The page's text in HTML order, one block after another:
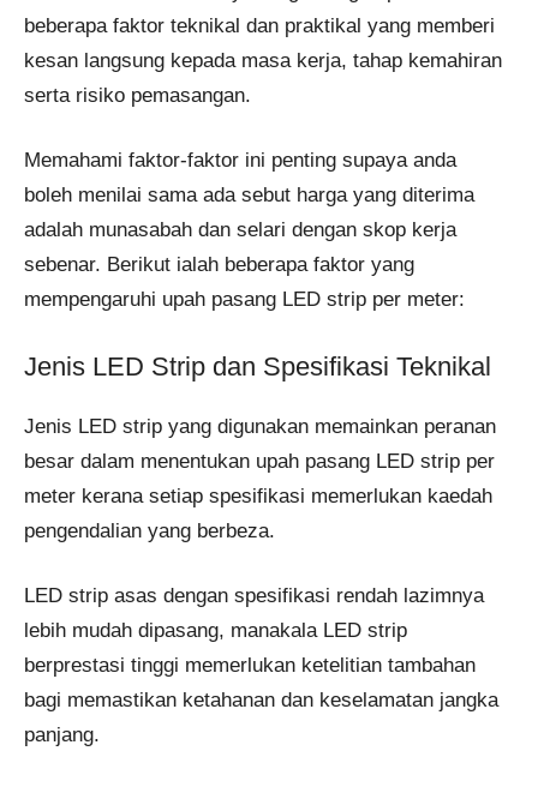
beberapa faktor teknikal dan praktikal yang memberi
kesan langsung kepada masa kerja, tahap kemahiran
serta risiko pemasangan.
Memahami faktor-faktor ini penting supaya anda
boleh menilai sama ada sebut harga yang diterima
adalah munasabah dan selari dengan skop kerja
sebenar. Berikut ialah beberapa faktor yang
mempengaruhi upah pasang LED strip per meter:
Jenis LED Strip dan Spesifikasi Teknikal
Jenis LED strip yang digunakan memainkan peranan
besar dalam menentukan upah pasang LED strip per
meter kerana setiap spesifikasi memerlukan kaedah
pengendalian yang berbeza.
LED strip asas dengan spesifikasi rendah lazimnya
lebih mudah dipasang, manakala LED strip
berprestasi tinggi memerlukan ketelitian tambahan
bagi memastikan ketahanan dan keselamatan jangka
panjang.